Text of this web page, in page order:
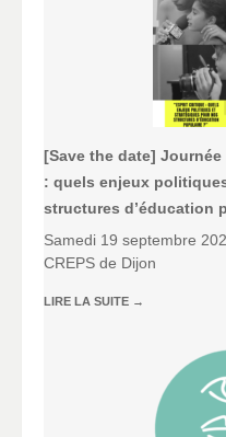
[Save the date]
: quels enjeux
structures d’éducation
Samedi 19 septembre
CREPS de Dijon
LIRE LA SUITE →